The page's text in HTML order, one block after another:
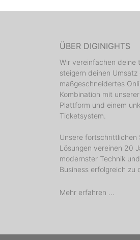
ÜBER DIGINIGHTS
Wir vereinfachen deine
steigern deinen Umsatz
maßgeschneidertes
Kombination mit
Plattform und einem
Ticketsystem.
Unsere
Lösungen vereinen 20
modernster Technik
Business erfolgreich zu
Mehr erfahren ...